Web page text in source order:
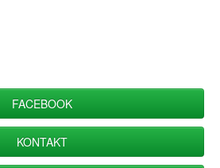
FACEBOOK
KONTAKT